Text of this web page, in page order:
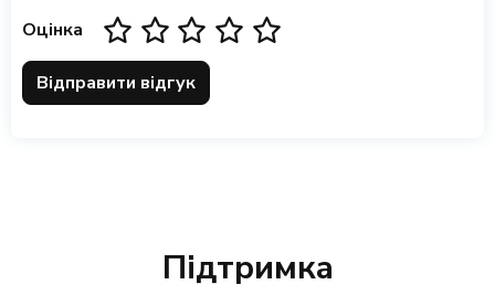
Оцінка
Відправити відгук
Підтримка